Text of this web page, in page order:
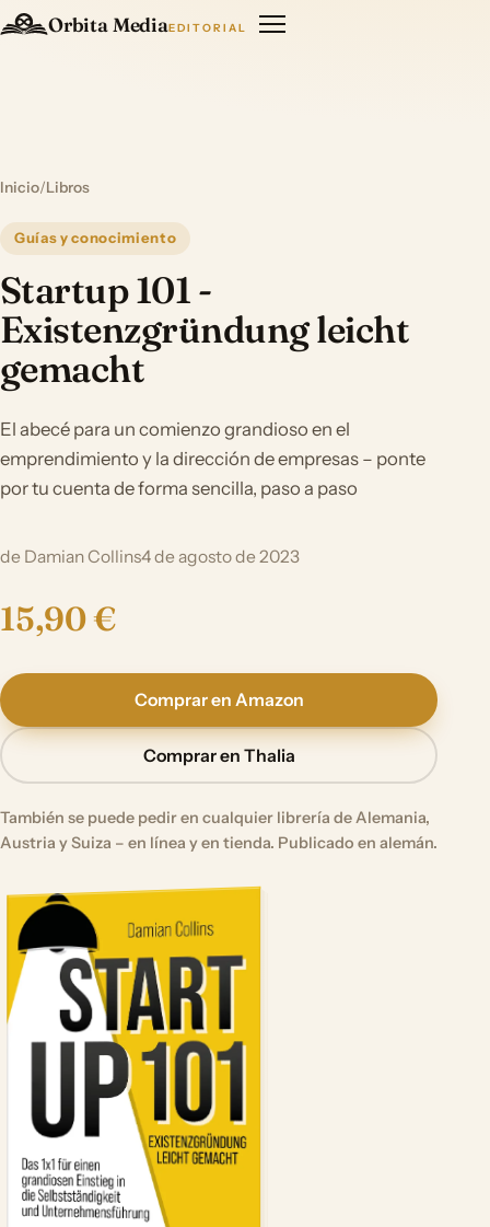
Orbita MediaEDITORIAL
Inicio/Libros
Guías y conocimiento
Startup 101 -
Existenzgründung leicht
gemacht
El abecé para un comienzo grandioso en el
emprendimiento y la dirección de empresas – ponte
por tu cuenta de forma sencilla, paso a paso
de Damian Collins4 de agosto de 2023
15,90 €
Comprar en Amazon
Comprar en Thalia
También se puede pedir en cualquier librería de Alemania,
Austria y Suiza – en línea y en tienda. Publicado en alemán.